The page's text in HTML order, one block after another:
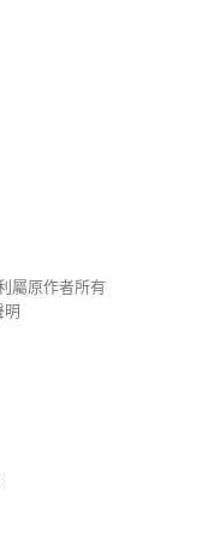
屬原作者所有
明